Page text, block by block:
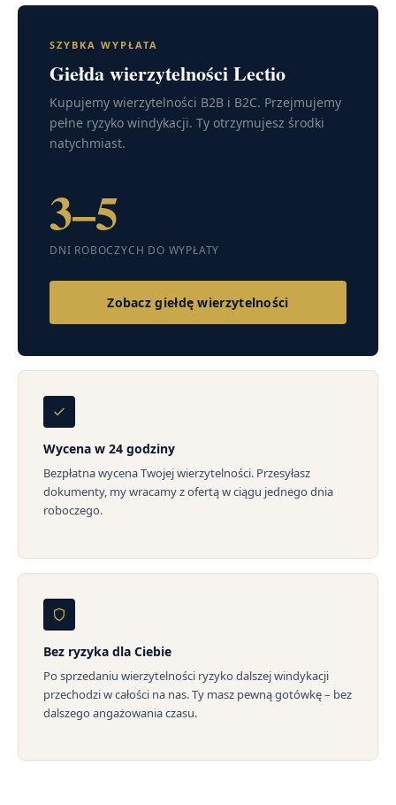
SZYBKA WYPŁATA
Giełda wierzytelności Lectio
Kupujemy wierzytelności B2B i B2C. Przejmujemy
pełne ryzyko windykacji. Ty otrzymujesz środki
natychmiast.
3–5
DNI ROBOCZYCH DO WYPŁATY
Zobacz giełdę wierzytelności
Wycena w 24 godziny
Bezpłatna wycena Twojej wierzytelności. Przesyłasz
dokumenty, my wracamy z ofertą w ciągu jednego dnia
roboczego.
Bez ryzyka dla Ciebie
Po sprzedaniu wierzytelności ryzyko dalszej windykacji
przechodzi w całości na nas. Ty masz pewną gotówkę – bez
dalszego angażowania czasu.